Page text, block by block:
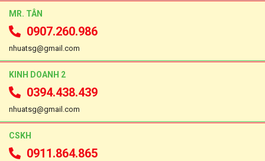
MR. TÂN
0907.260.986
nhuatsg@gmail.com
KINH DOANH 2
0394.438.439
nhuatsg@gmail.com
CSKH
0911.864.865